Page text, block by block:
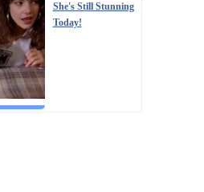
She's Still Stunning
Today!